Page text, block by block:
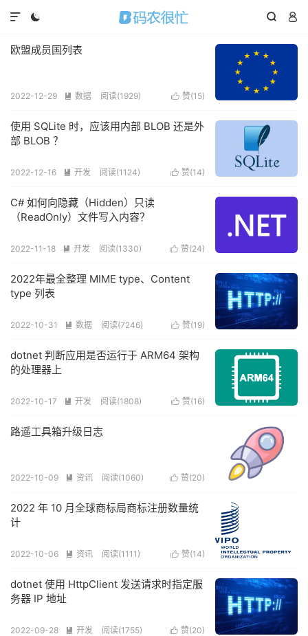
  

欧盟成员国列表
 赞(15)
2022-12-29  数据 阅读(1929)
使用 SQLite 时，应该用内部 BLOB 还是外
部 BLOB ？
 赞(14)
2022-12-16  开发 阅读(1124)
C# 如何向隐藏（Hidden）只读
（ReadOnly）文件写入内容？
 赞(24)
2022-11-18  开发 阅读(1330)
2022年最全整理 MIME type、Content
type 列表
 赞(19)
2022-10-31  数据 阅读(7246)
dotnet 判断应用是否运行于 ARM64 架构
的处理器上
 赞(16)
2022-10-17  开发 阅读(1808)
路遥工具箱升级日志
 赞(20)
2022-10-09  资讯 阅读(1060)
2022 年 10 月全球商标局商标注册数量统
计
 赞(14)
2022-10-06  资讯 阅读(1111 )
dotnet 使用 HttpClient 发送请求时指定服
务器 IP 地址
 赞(20)
2022-09-28  开发 阅读(1755)